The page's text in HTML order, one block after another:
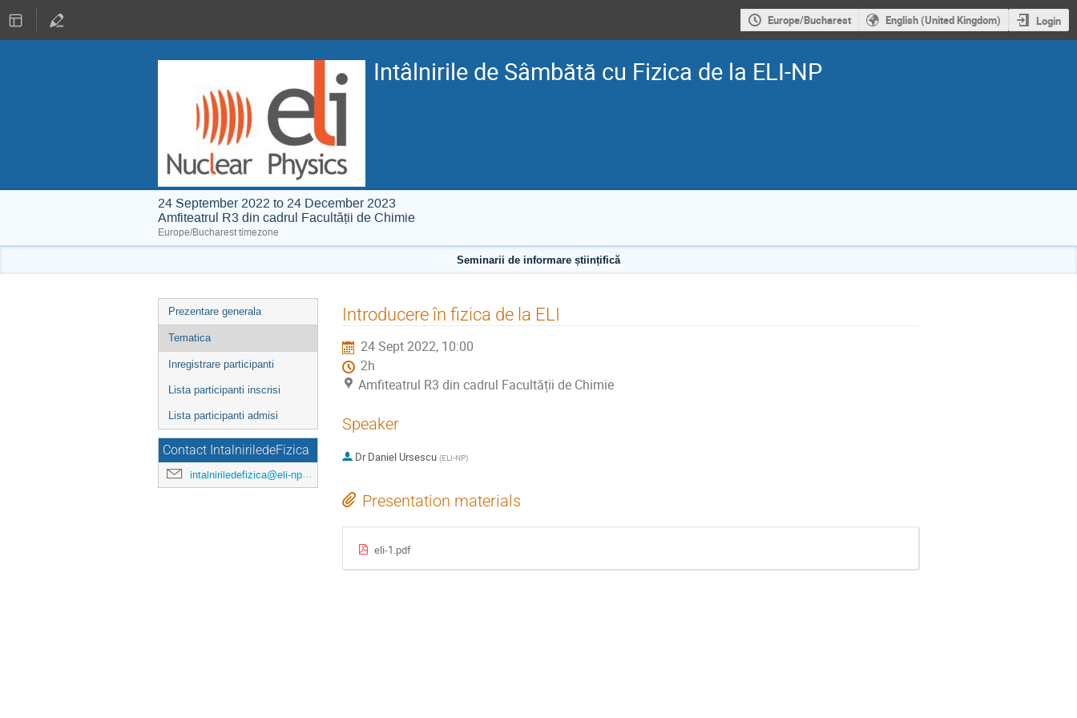
Europe/Bucharest English (United Kingdom) Login
Intâlnirile de Sâmbătă cu Fizica de la ELI-NP
24 September 2022 to 24 December 2023
Amfiteatrul R3 din cadrul Facultății de Chimie
Europe/Bucharest timezone
Seminarii de informare științifică
Event
menu
Prezentare generala
Tematica
Inregistrare participanti
Lista participanti inscrisi
Lista participanti admisi
Contact IntalniriledeFizica
intalniriledefizica@eli-np.ro
Introducere în fizica de la ELI
24 Sept 2022, 10:00
2h
Amfiteatrul R3 din cadrul Facultății de Chimie
Speaker
Dr Daniel Ursescu (ELI-NP)
Presentation materials
eli-1.pdf